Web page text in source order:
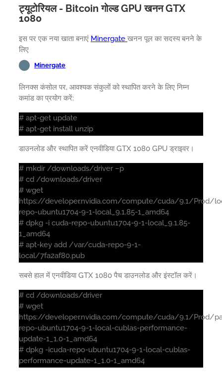
ट्यूटोरियल - Bitcoin गोल्ड GPU खनन GTX
1080
इस पर एक नया खाता बनाएं Minergate खनन पूल का सदस्य बनने के
लिए
Minergate
लिनक्स कंसोल पर, आवश्यक संकुलों को स्थापित करने के लिए निम्न
कमांड का प्रयोग करें:
# apt-get update
# apt-get install unzip
डाउनलोड और स्थापित करें एनवीडिया GTX 1080 GPU ड्राइवर।
# mkdir /downloads/driver –p
# cd /downloads/driver
# wget
https://developer.nvidia.com/compute/cuda/9.1/Prod/
repo-ubuntu1704-9-1-local_9.1.85-1_amd64
# dpkg -i cuda-repo-ubuntu1704-9-1-local_9.1.85-
1_amd64
# apt-key add /var/cuda-repo-9-1-
local/7fa2af80.pub
सबसे हाल में एनवीडिया GTX 1080 पैच डाउनलोड और इंस्टॉल करें।
# cd /downloads/driver
# wget
https://developer.nvidia.com/compute/cuda/9.1/Prod/
repo-ubuntu1704-9-1-local-cublas-performance-
update-1_1.0-1_amd64
# dpkg -icuda-repo-ubuntu1704-9-1-local-cublas-
performance-update-1_1.0-1_amd64